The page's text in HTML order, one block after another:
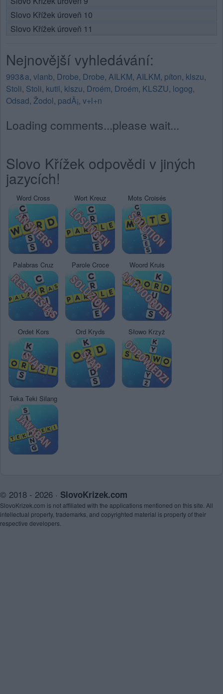
Slovo Křížek úroveň 10
Slovo Křížek úroveň 11
Nejnovější vyhledávání:
993&a, vlanb, Drobe, Drobe, AILKM, AILKM, píton, klszu,
Stoli, Stoli, kutil, klszu, Droém, Droém, KLSZU, logog,
Odsad, Žodol, padÃ¡, v+l+n
Loading comments...please wait...
Slovo Křížek odpovědi v jiných
jazycích!
Word Cross Wort Kreuz Mots Croisés
Palabras Cruz Parole Croce Woord Kruis
Ordet Kors Ord Kryds Słowo Krzyż
Teka Teki Silang
© 2018 - 2026 · SlovoKrizek.com
SlovoKrizek.com is not affiliated with the applications mentioned on this site. All
intellectual property, trademarks, and copyrighted material is property of their
respective developers.